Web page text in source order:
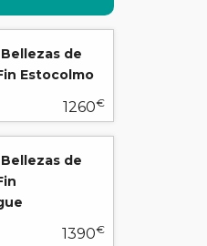
de
Estocolmo
1260€
de
1390€